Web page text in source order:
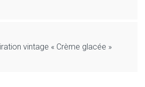
vintage « Crème glacée »